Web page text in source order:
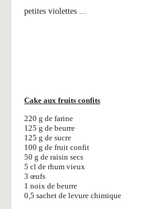
petites violettes ...
Cake aux fruits confits
220 g de farine
125 g de beurre
125 g de sucre
100 g de fruit confit
50 g de raisin secs
5 cl de rhum vieux
3 œufs
1 noix de beurre
0,5 sachet de levure chimique